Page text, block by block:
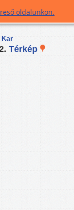
oldalunkon.
Kar
Térkép